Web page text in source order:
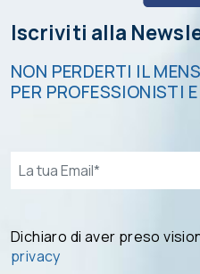
Iscriviti alla
NON PERDERTI IL
PER PROFESSIONISTI
Email*
Dichiaro di aver preso
privacy